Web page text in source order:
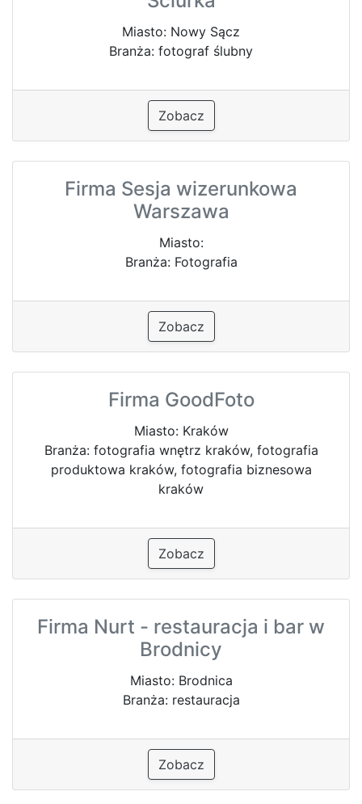
Miasto: Nowy Sącz
Branża: fotograf ślubny
Zobacz
Firma Sesja wizerunkowa
Warszawa
Miasto:
Branża: Fotografia
Zobacz
Firma GoodFoto
Miasto: Kraków
Branża: fotografia wnętrz kraków, fotografia
produktowa kraków, fotografia biznesowa
kraków
Zobacz
Firma Nurt - restauracja i bar w
Brodnicy
Miasto: Brodnica
Branża: restauracja
Zobacz